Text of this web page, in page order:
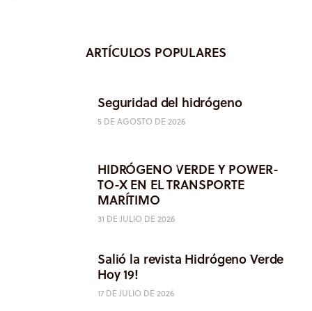
ARTÍCULOS POPULARES
Seguridad del hidrógeno
5 DE AGOSTO DE 2026
HIDRÓGENO VERDE Y POWER-
TO-X EN EL TRANSPORTE
MARÍTIMO
31 DE JULIO DE 2026
Salió la revista Hidrógeno Verde
Hoy 19!
17 DE JULIO DE 2026